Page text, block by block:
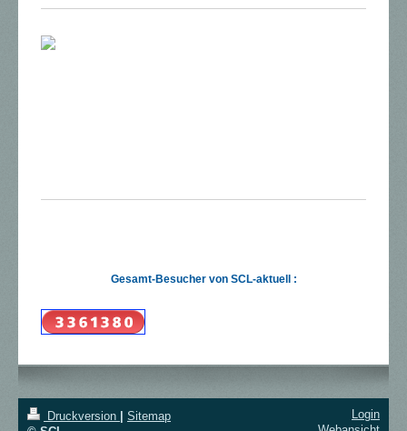
Gesamt-Besucher von SCL-aktuell :
Druckversion
Sitemap
Login